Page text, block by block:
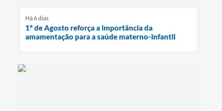
Há 6 dias
1º de Agosto reforça a importância da
amamentação para a saúde materno-infantil